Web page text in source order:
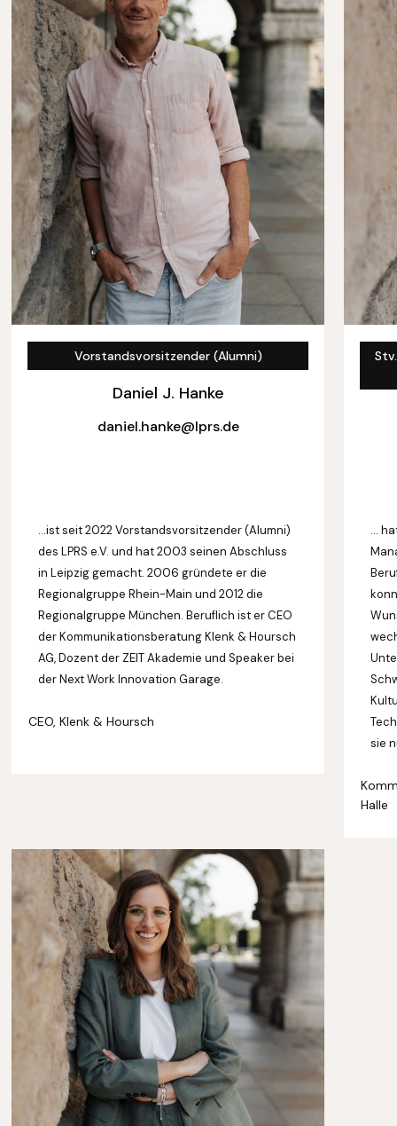
Vorstandsvorsitzender (Alumni)
Daniel J. Hanke
daniel.hanke@lprs.de
…ist seit 2022 Vorstandsvorsitzender (Alumni)
des LPRS e.V. und hat 2003 seinen Abschluss
in Leipzig gemacht. 2006 gründete er die
Regionalgruppe Rhein-Main und 2012 die
Regionalgruppe München. Beruflich ist er CEO
der Kommunikationsberatung Klenk & Hoursch
AG, Dozent der ZEIT Akademie und Speaker bei
der Next Work Innovation Garage.
CEO, Klenk & Hoursch
…
sie
Halle